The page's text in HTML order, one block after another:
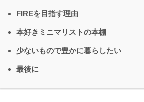
FIREを目指す理由
本好きミニマリストの本棚
少ないもので豊かに暮らしたい
最後に